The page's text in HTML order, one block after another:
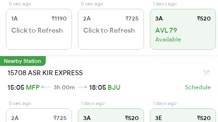
0 sec ago
1A ₹1190
Click to Refresh
0 sec ago
2A ₹725
Click to Refresh
1 days ago
3A ₹520
AVL 79
Available
Nearby Station
15708 ASR KIR EXPRESS
15:05 MFP 3h 00m 18:05 BJU Schedule
0 sec ago
2A ₹725
1 days ago
3A ₹520
1 days ago
3E ₹520